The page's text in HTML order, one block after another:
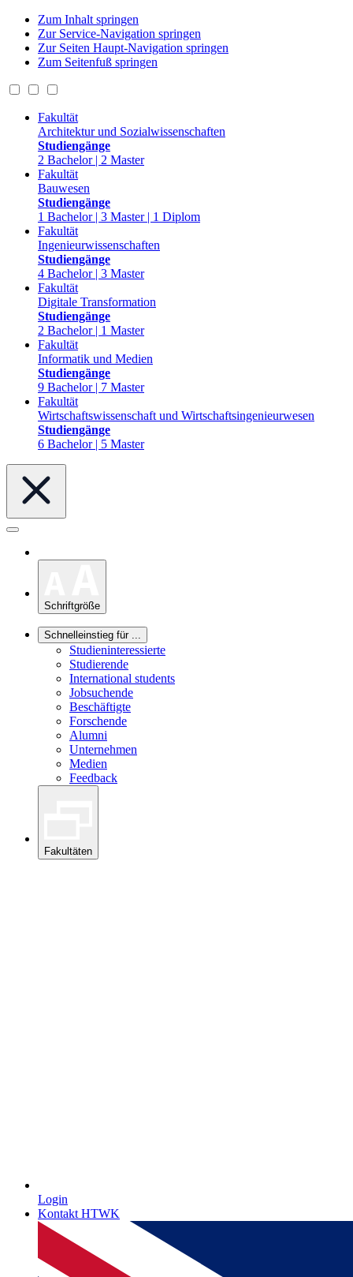
Zum Inhalt springen
Zur Service-Navigation springen
Zur Seiten Haupt-Navigation springen
Zum Seitenfuß springen
Fakultät
Architektur und Sozialwissenschaften
Studiengänge
2 Bachelor | 2 Master
Fakultät
Bauwesen
Studiengänge
1 Bachelor | 3 Master | 1 Diplom
Fakultät
Ingenieurwissenschaften
Studiengänge
4 Bachelor | 3 Master
Fakultät
Digitale Transformation
Studiengänge
2 Bachelor | 1 Master
Fakultät
Informatik und Medien
Studiengänge
9 Bachelor | 7 Master
Fakultät
Wirtschaftswissenschaft und Wirtschaftsingenieurwesen
Studiengänge
6 Bachelor | 5 Master
Schriftgröße
Schnelleinstieg für ...
Studieninteressierte
Studierende
International students
Jobsuchende
Beschäftigte
Forschende
Alumni
Unternehmen
Medien
Feedback
Fakultäten
Login
Kontakt HTWK